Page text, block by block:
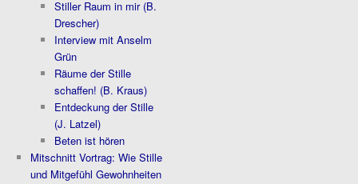
Stiller Raum in mir (B.
Drescher)
Interview mit Anselm
Grün
Räume der Stille
schaffen! (B. Kraus)
Entdeckung der Stille
(J. Latzel)
Beten ist hören
Mitschnitt Vortrag: Wie Stille
und Mitgefühl Gewohnheiten